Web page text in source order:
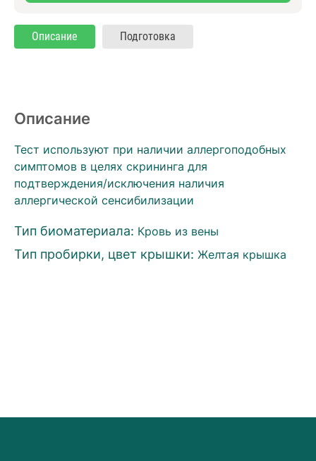
Описание Подготовка
Описание
Тест используют при наличии аллергоподобных
симптомов в целях скрининга для
подтверждения/исключения наличия
аллергической сенсибилизации
Тип биоматериала: Кровь из вены
Тип пробирки, цвет крышки: Желтая крышка